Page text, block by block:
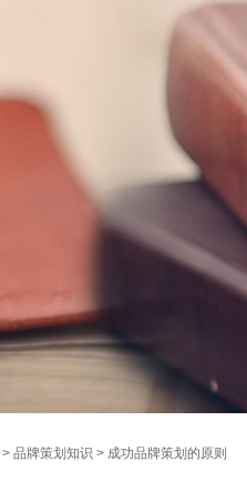
> 品牌策划知识 > 成功品牌策划的原则